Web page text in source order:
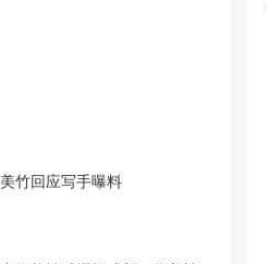
竹回应写手曝料